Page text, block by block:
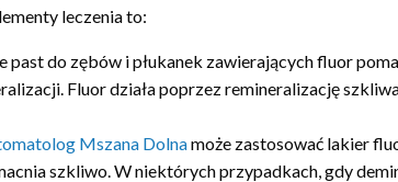
leczenia to:
past do zębów i płukanek zawierających fluor
Fluor działa poprzez remineralizację
Mszana Dolnamoże zastosować lakier
szkliwo. W niektórych przypadkach, gdy